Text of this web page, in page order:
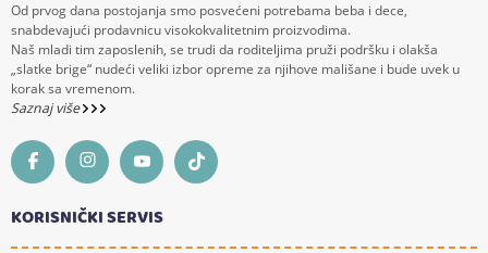
Od prvog dana postojanja smo posvećeni potrebama beba i dece,
snabdevajući prodavnicu visokokvalitetnim proizvodima.
Naš mladi tim zaposlenih, se trudi da roditeljima pruži podršku i olakša
„slatke brige“ nudeći veliki izbor opreme za njihove mališane i bude uvek u
korak sa vremenom.
Saznaj više
KORISNIČKI SERVIS